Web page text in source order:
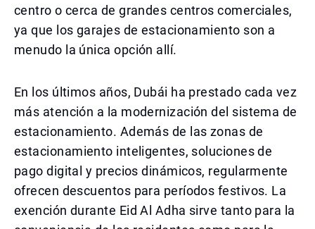
centro o cerca de grandes centros comerciales,
ya que los garajes de estacionamiento son a
menudo la única opción allí.
En los últimos años, Dubái ha prestado cada vez
más atención a la modernización del sistema de
estacionamiento. Además de las zonas de
estacionamiento inteligentes, soluciones de
pago digital y precios dinámicos, regularmente
ofrecen descuentos para períodos festivos. La
exención durante Eid Al Adha sirve tanto para la